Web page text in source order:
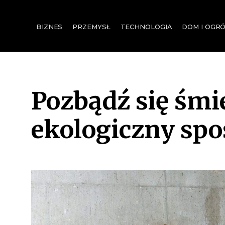
BIZNES PRZEMYSŁ TECHNOLOGIA DOM I
Pozbądź się
ekologiczny